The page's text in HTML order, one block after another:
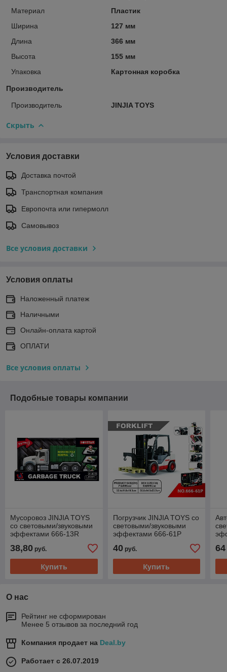
Материал
Пластик
Ширина
127 мм
Длина
366 мм
Высота
155 мм
Упаковка
Картонная коробка
Производитель
Производитель JINJIA TOYS
Скрыть
Условия доставки
Доставка почтой
Транспортная компания
Европочта или гипермолл
Самовывоз
Все условия доставки
Условия оплаты
Наложенный платеж
Наличными
Онлайн-оплата картой
ОПЛАТИ
Все условия оплаты
Подобные товары компании
Мусоровоз JINJIA TOYS
со световыми/звуковыми
эффектами 666-13R
38,80 руб.
Купить
Погрузчик JINJIA TOYS со
световыми/звуковыми
эффектами 666-61P
40руб.
Купить
64
О нас
Рейтинг не сформирован
Менее 5 отзывов за последний год
Компания продает на Deal.by
Работает с 26.07.2019